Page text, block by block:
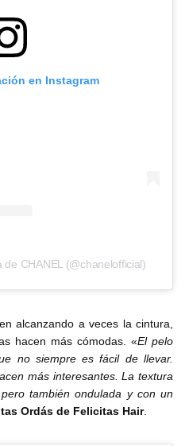
en Instagram
CHANEL (@chanelofficial)
alcanzando a veces la cintura,
hacen más cómodas. «El pelo
no siempre es fácil de llevar.
más interesantes. La textura
también ondulada y con un
Ordás de Felicitas Hair.